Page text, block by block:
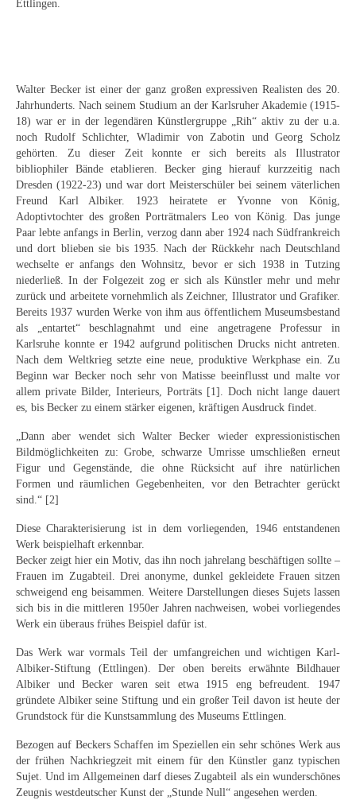
Fränkische Künstler
Hamburger Künstler
Münchner Künstler
Pfälzer Künstler
Schwäbische Künstler
Weitere
Expressiver Realismus
Motive
Abstraktion
Industrie & Arbeit
Mediterrane Landschaft
Norddeutsche Landschaften
Süddeutsche Landschaft
Stillleben
Neues
Tägliche Dosis Kunst
Themenflyer: Trügerische Idyllen
Themenflyer: Buch und Schrift in der Kunst
Themenflyer: Walter Becker
Themenflyer: Richild Holt
Ettlingen.
Walter Becker ist einer der ganz großen expressiven Realisten des 20.
Jahrhunderts. Nach seinem Studium an der Karlsruher Akademie (1915-
18) war er in der legendären Künstlergruppe „Rih“ aktiv zu der u.a.
noch Rudolf Schlichter, Wladimir von Zabotin und Georg Scholz
gehörten. Zu dieser Zeit konnte er sich bereits als Illustrator
bibliophiler Bände etablieren. Becker ging hierauf kurzzeitig nach
Dresden (1922-23) und war dort Meisterschüler bei seinem väterlichen
Freund Karl Albiker. 1923 heiratete er Yvonne von König,
Adoptivtochter des großen Porträtmalers Leo von König. Das junge
Paar lebte anfangs in Berlin, verzog dann aber 1924 nach Südfrankreich
und dort blieben sie bis 1935. Nach der Rückkehr nach Deutschland
wechselte er anfangs den Wohnsitz, bevor er sich 1938 in Tutzing
niederließ. In der Folgezeit zog er sich als Künstler mehr und mehr
zurück und arbeitete vornehmlich als Zeichner, Illustrator und Grafiker.
Bereits 1937 wurden Werke von ihm aus öffentlichem Museumsbestand
als „entartet“ beschlagnahmt und eine angetragene Professur in
Karlsruhe konnte er 1942 aufgrund politischen Drucks nicht antreten.
Nach dem Weltkrieg setzte eine neue, produktive Werkphase ein. Zu
Beginn war Becker noch sehr von Matisse beeinflusst und malte vor
allem private Bilder, Interieurs, Porträts [1]. Doch nicht lange dauert
es, bis Becker zu einem stärker eigenen, kräftigen Ausdruck findet.
„Dann aber wendet sich Walter Becker wieder expressionistischen
Bildmöglichkeiten zu: Grobe, schwarze Umrisse umschließen erneut
Figur und Gegenstände, die ohne Rücksicht auf ihre natürlichen
Formen und räumlichen Gegebenheiten, vor den Betrachter gerückt
sind.“ [2]
Diese Charakterisierung ist in dem vorliegenden, 1946 entstandenen
Werk beispielhaft erkennbar.
Becker zeigt hier ein Motiv, das ihn noch jahrelang beschäftigen sollte –
Frauen im Zugabteil. Drei anonyme, dunkel gekleidete Frauen sitzen
schweigend eng beisammen. Weitere Darstellungen dieses Sujets lassen
sich bis in die mittleren 1950er Jahren nachweisen, wobei vorliegendes
Werk ein überaus frühes Beispiel dafür ist.
Das Werk war vormals Teil der umfangreichen und wichtigen Karl-
Albiker-Stiftung (Ettlingen). Der oben bereits erwähnte Bildhauer
Albiker und Becker waren seit etwa 1915 eng befreudent. 1947
gründete Albiker seine Stiftung und ein großer Teil davon ist heute der
Grundstock für die Kunstsammlung des Museums Ettlingen.
Bezogen auf Beckers Schaffen im Speziellen ein sehr schönes Werk aus
der frühen Nachkriegzeit mit einem für den Künstler ganz typischen
Sujet. Und im Allgemeinen darf dieses Zugabteil als ein wunderschönes
Zeugnis westdeutscher Kunst der „Stunde Null“ angesehen werden.